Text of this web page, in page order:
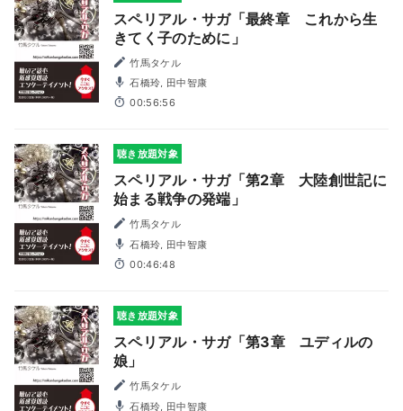
スペリアル・サガ「最終章 これから生
きてく子のために」
竹馬タケル
石橋玲, 田中智康
00:56:56
聴き放題対象
スペリアル・サガ「第2章 大陸創世記に
始まる戦争の発端」
竹馬タケル
石橋玲, 田中智康
00:46:48
聴き放題対象
スペリアル・サガ「第3章 ユディルの
娘」
竹馬タケル
石橋玲, 田中智康